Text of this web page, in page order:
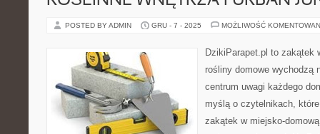
POSTED BY ADMIN GRU - 7 - 2025 MOŻLIWOŚĆ
DzikiParapet.pl to zakątek
rośliny domowe wychodzą
centrum uwagi każdego
myślą o czytelnikach,
zakątek w miejsko-